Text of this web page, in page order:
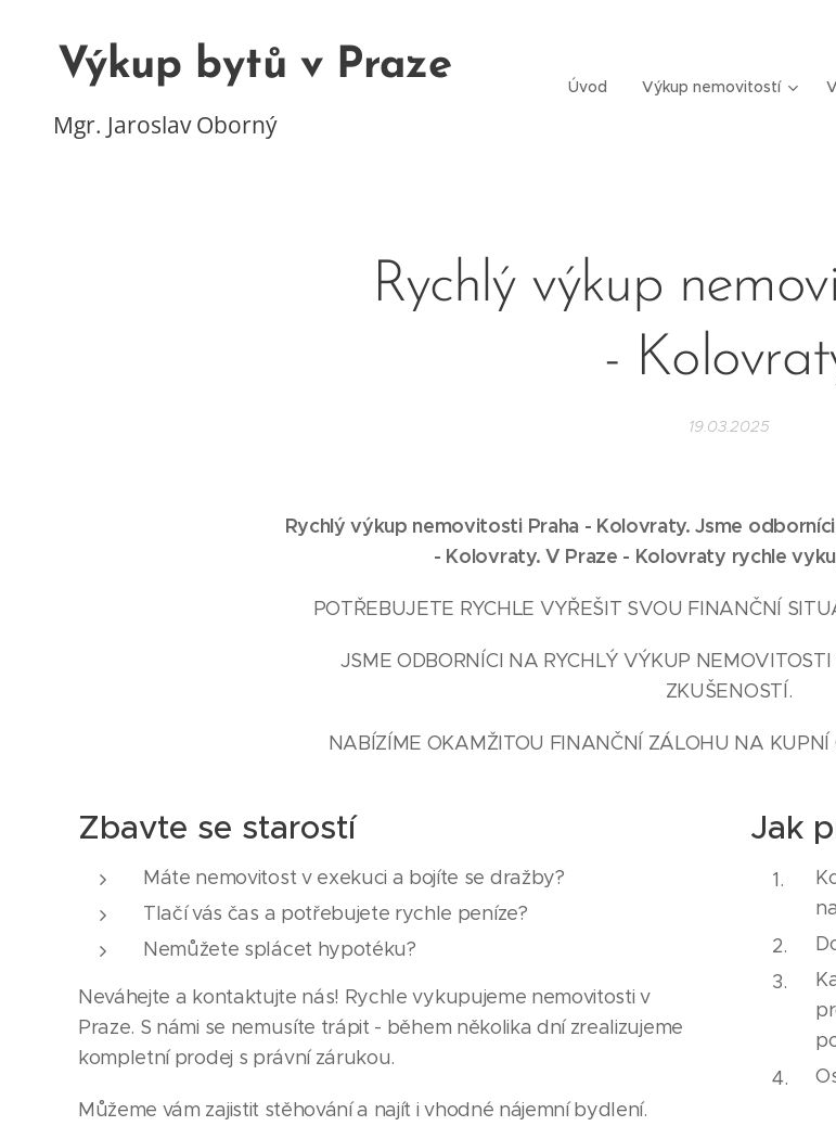
Výkup bytů v Praze
Mgr. Jaroslav Oborný
Úvod Výkup nemovitostí
Rychlý výkup
-
19.03.2025
Rychlý výkup nemovitosti Praha - Kolovraty. Jsme
- Kolovraty. V Praze - Kolovraty rychle
POTŘEBUJETE RYCHLE VYŘEŠIT SVOU FINANČNÍ
JSME ODBORNÍCI NA RYCHLÝ VÝKUP
ZKUŠENOSTÍ.
NABÍZÍME OKAMŽITOU FINANČNÍ ZÁLOHU NA KUPNÍ
Zbavte se starostí
Máte nemovitost v exekuci a bojíte se dražby?
Tlačí vás čas a potřebujete rychle peníze?
Nemůžete splácet hypotéku?
Neváhejte a kontaktujte nás! Rychle vykupujeme nemovitosti v
Praze. S námi se nemusíte trápit - během několika dní zrealizujeme
kompletní prodej s právní zárukou.
Můžeme vám zajistit stěhování a najít i vhodné nájemní bydlení.
Jak